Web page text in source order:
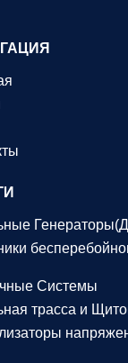
Системы
трасса и